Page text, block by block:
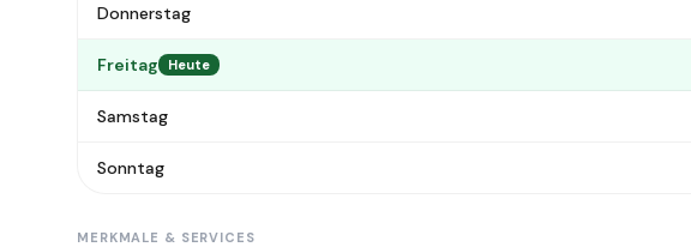
Donnerstag
Freitag Heute
Samstag
Sonntag
MERKMALE & SERVICES